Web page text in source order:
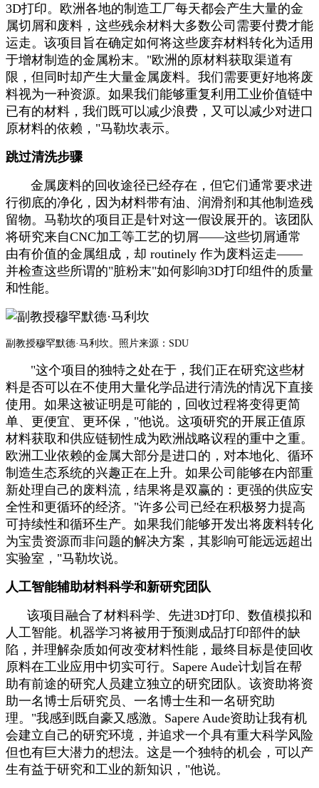
3D打印。欧洲各地的制造工厂每天都会产生大量的金
属切屑和废料，这些残余材料大多数公司需要付费才能
运走。该项目旨在确定如何将这些废弃材料转化为适用
于增材制造的金属粉末。"欧洲的原材料获取渠道有
限，但同时却产生大量金属废料。我们需要更好地将废
料视为一种资源。如果我们能够重复利用工业价值链中
已有的材料，我们既可以减少浪费，又可以减少对进口
原材料的依赖，"马勒坎表示。
跳过清洗步骤
金属废料的回收途径已经存在，但它们通常要求进
行彻底的净化，因为材料带有油、润滑剂和其他制造残
留物。马勒坎的项目正是针对这一假设展开的。该团队
将研究来自CNC加工等工艺的切屑——这些切屑通常
由有价值的金属组成，却 routinely 作为废料运走——
并检查这些所谓的"脏粉末"如何影响3D打印组件的质量
和性能。
副教授穆罕默德·马利坎。照片来源：SDU
"这个项目的独特之处在于，我们正在研究这些材
料是否可以在不使用大量化学品进行清洗的情况下直接
使用。如果这被证明是可能的，回收过程将变得更简
单、更便宜、更环保，"他说。这项研究的开展正值原
材料获取和供应链韧性成为欧洲战略议程的重中之重。
欧洲工业依赖的金属大部分是进口的，对本地化、循环
制造生态系统的兴趣正在上升。如果公司能够在内部重
新处理自己的废料流，结果将是双赢的：更强的供应安
全性和更循环的经济。"许多公司已经在积极努力提高
可持续性和循环生产。如果我们能够开发出将废料转化
为宝贵资源而非问题的解决方案，其影响可能远远超出
实验室，"马勒坎说。
人工智能辅助材料科学和新研究团队
该项目融合了材料科学、先进3D打印、数值模拟和
人工智能。机器学习将被用于预测成品打印部件的缺
陷，并理解杂质如何改变材料性能，最终目标是使回收
原料在工业应用中切实可行。Sapere Aude计划旨在帮
助有前途的研究人员建立独立的研究团队。该资助将资
助一名博士后研究员、一名博士生和一名研究助
理。"我感到既自豪又感激。Sapere Aude资助让我有机
会建立自己的研究环境，并追求一个具有重大科学风险
但也有巨大潜力的想法。这是一个独特的机会，可以产
生有益于研究和工业的新知识，"他说。